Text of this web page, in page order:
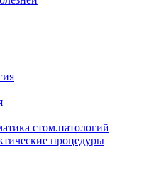
стом.патологий
процедуры